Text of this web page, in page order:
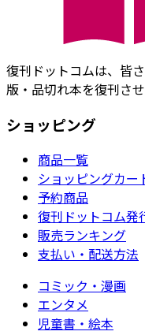
復刊ドットコムは、皆
版・品切れ本を復刊させ
ショッピング
商品一覧
ショッピングカー
予約商品
復刊ドットコム発
販売ランキング
支払い・配送方法
コミック・漫画
エンタメ
児童書・絵本